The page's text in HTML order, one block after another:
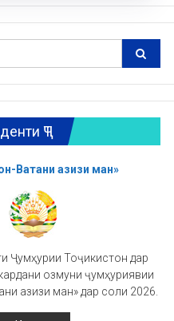
ҶТ
Ватани азизи ман»
Ҷумҳурии Тоҷикистон дар
озмуни ҷумҳуриявии
азизи ман» дар соли 2026.